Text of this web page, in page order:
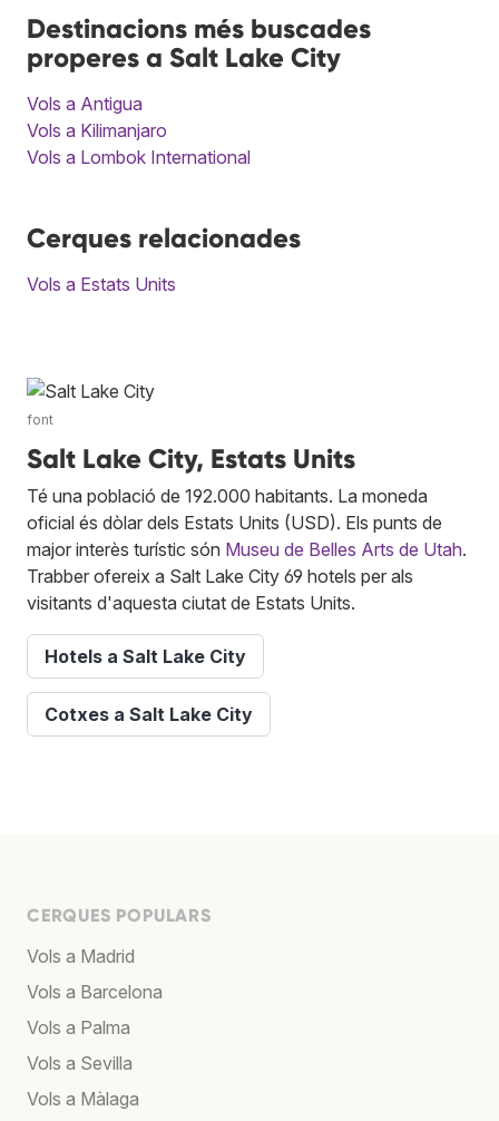
Destinacions més buscades
properes a Salt Lake City
Vols a Antigua
Vols a Kilimanjaro
Vols a Lombok International
Cerques relacionades
Vols a Estats Units
font
Salt Lake City, Estats Units
Té una població de 192.000 habitants. La moneda
oficial és dòlar dels Estats Units (USD). Els punts de
major interès turístic són Museu de Belles Arts de Utah.
Trabber ofereix a Salt Lake City 69 hotels per als
visitants d'aquesta ciutat de Estats Units.
Hotels a Salt Lake City
Cotxes a Salt Lake City
CERQUES POPULARS
Vols a Madrid
Vols a Barcelona
Vols a Palma
Vols a Sevilla
Vols a Màlaga